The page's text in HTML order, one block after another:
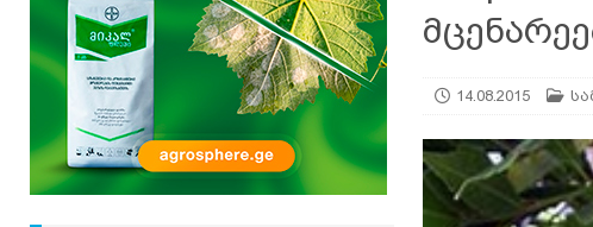
იზრდება ᲛᲔᲑᲝᲡᲢᲜᲔᲝᲑᲐ
[ 06.08.2026 ] მაჯაღვერი – დეკორატიული მცენარე
14.08.2015